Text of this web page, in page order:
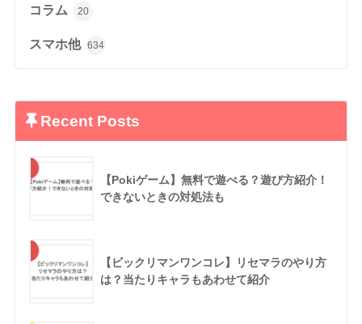
コラム 20
スマホ他 634
Recent Posts
【Pokiゲーム】無料で遊べる？遊び方紹介！
できないときの対処法も
【ビックリマンワンコレ】リセマラのやり方
は？当たりキャラもあわせて紹介